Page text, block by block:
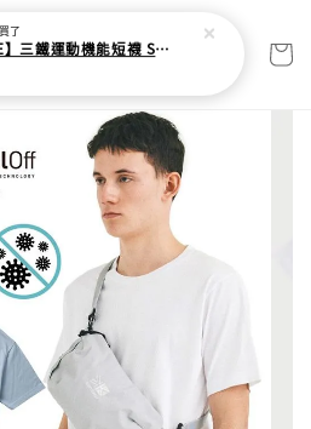
了
【INCYLENCE】三鐵運動機能短襪 Strikes Short White Pink